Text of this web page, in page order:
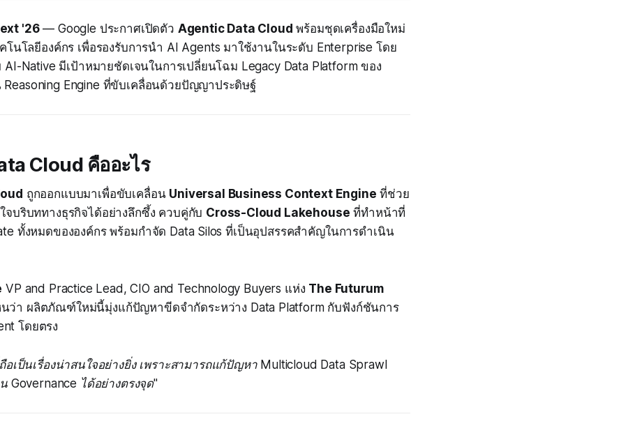
'26— Google ประกาศเปิดตัว Agentic Data Cloud พร้อมชุดเครื่องมือใหม่
นโลยีองค์กร เพื่อรองรับการนำ AI Agents มาใช้งานในระดับ Enterprise โดย
Native มีเป้าหมายชัดเจนในการเปลี่ยนโฉม Legacy Data Platform ของ
Reasoning Engine ที่ขับเคลื่อนด้วยปัญญาประดิษฐ์
Cloud คืออะไร
ถูกออกแบบมาเพื่อขับเคลื่อน Universal Business Context Engine ที่ช่วย
จบริบททางธุรกิจได้อย่างลึกซึ้ง ควบคู่กับ Cross-Cloud Lakehouse ที่ทำหน้าที่
ทั้งหมดขององค์กร พร้อมกำจัด Data Silos ที่เป็นอุปสรรคสำคัญในการดำเนิน
VP and Practice Lead, CIO and Technology Buyers แห่ง The Futurum
นว่า ผลิตภัณฑ์ใหม่นี้มุ่งแก้ปัญหาขีดจำกัดระหว่าง Data Platform กับฟังก์ชันการ
โดยตรง
อเป็นเรื่องน่าสนใจอย่างยิ่ง เพราะสามารถแก้ปัญหา Multicloud Data Sprawl
Governance ได้อย่างตรงจุด"